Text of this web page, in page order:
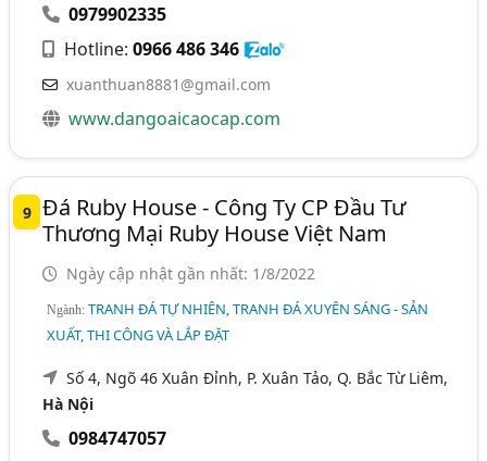
0979902335
Hotline:0966 486 346
xuanthuan8881@gmail.com
www.dangoaicaocap.com
9 Đá Ruby House - Công Ty CP Đầu Tư
Thương Mại Ruby House Việt Nam
Ngày cập nhật gần nhất: 1/8/2022
Ngành:TRANH ĐÁ TỰ NHIÊN, TRANH ĐÁ XUYÊN SÁNG - SẢN
XUẤT, THI CÔNG VÀ LẮP ĐẶT
Số 4, Ngõ 46 Xuân Đỉnh, P. Xuân Tảo, Q. Bắc Từ Liêm,
Hà Nội
0984747057